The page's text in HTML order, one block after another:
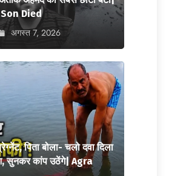
Died
अगस्त 7, 2026
पिता बोला- चलो दवा दिला
सुनकर कांप उठेंगे| Agra